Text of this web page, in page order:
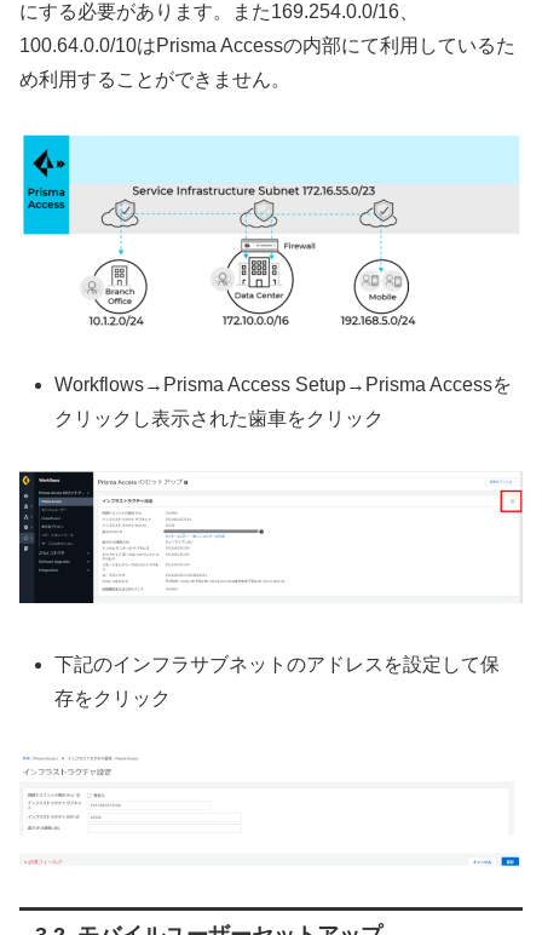
にする必要があります。また169.254.0.0/16、
100.64.0.0/10はPrisma Accessの内部にて利用しているた
め利用することができません。
Workflows→Prisma Access Setup→Prisma Accessを
クリックし表示された歯車をクリック
下記のインフラサブネットのアドレスを設定して保
存をクリック